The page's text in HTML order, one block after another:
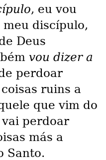
, eu vou
discípulo,
Deus
vou dizer a
perdoar
ruins a
que vim do
vai perdoar
más a
Santo.